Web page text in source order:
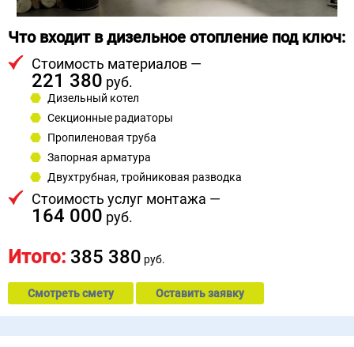
Что входит в дизельное отопление под ключ:
Стоимость материалов —
221 380 руб.
Дизельный котел
Секционные радиаторы
Пропиленовая труба
Запорная арматура
Двухтрубная, тройниковая разводка
Стоимость услуг монтажа —
164 000 руб.
Итого: 385 380 руб.
Смотреть смету Оставить заявку